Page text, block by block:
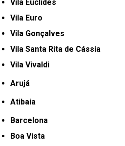
Vila Euclides
Vila Euro
Vila Gonçalves
Vila Santa Rita de Cássia
Vila Vivaldi
Arujá
Atibaia
Barcelona
Boa Vista